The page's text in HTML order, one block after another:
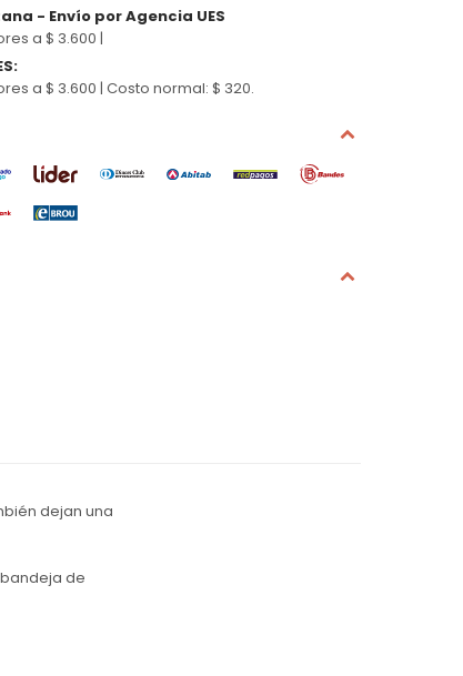
- Envío por Agencia UES
a $ 3.600 |
:
a $ 3.600 | Costo normal: $ 320.
dejan una
de